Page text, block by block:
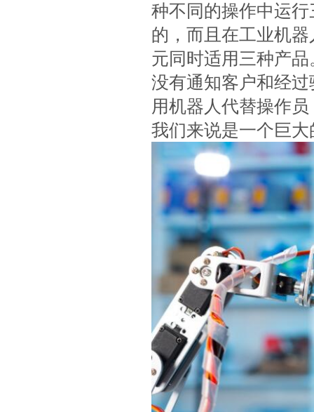
种不同的操作中运
的，而且在工业机
元同时适用三种产品
没有通知客户和经
用机器人代替操作
我们来说是一个巨大